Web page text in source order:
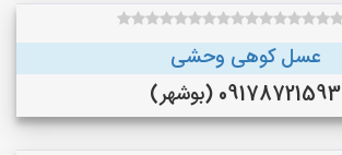
عسل کوهی وحشی
09178721593 (بوشهر)